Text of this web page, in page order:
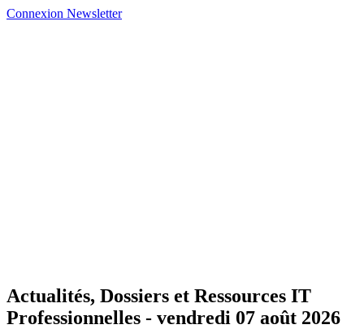
Connexion Newsletter
Actualités, Dossiers et Ressources IT
Professionnelles - vendredi 07 août 2026